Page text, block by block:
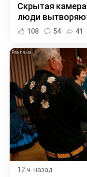
Скрытая
люди
108 54 41
12 ч. назад